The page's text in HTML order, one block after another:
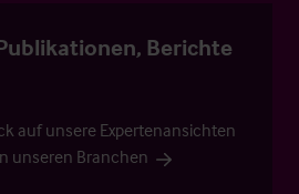
Berichte
auf unsere Expertenansichten
unseren Branchen